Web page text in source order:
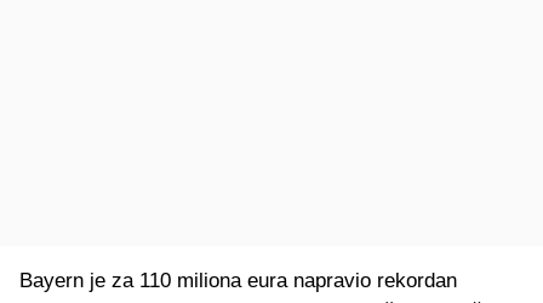
Bayern je za 110 miliona eura napravio rekordan